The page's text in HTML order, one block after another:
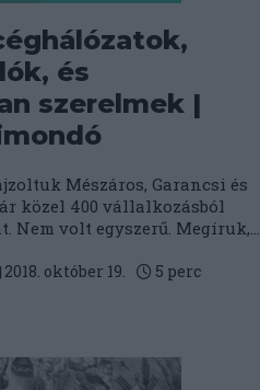
és
szerelmek |
Mészáros, Garancsi és
közel 400 vállalkozásból
Nem volt egyszerű. Megíruk,...
2018. október 19. 5 perc